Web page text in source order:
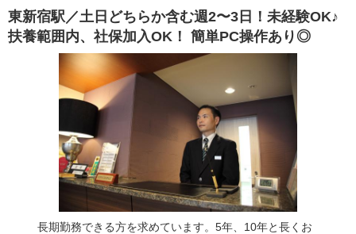
東新宿駅／土日どちらか含む週2〜3日！未経験OK♪
扶養範囲内、社保加入OK！ 簡単PC操作あり◎
長期勤務できる方を求めています。5年、10年と長くお